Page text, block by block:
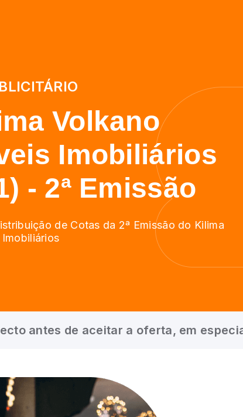
Volkano
Imobiliários
- 2ª Emissão
de Cotas da 2ª Emissão do Kilima
antes de aceitar a oferta, em